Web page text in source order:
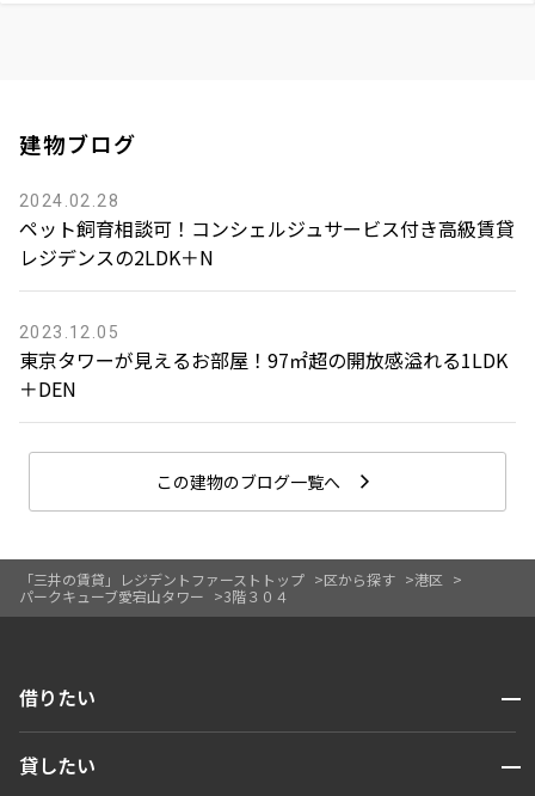
「三井の賃貸」レジデントファーストトップ 区から探す
港区
パークキューブ愛宕山タワー
3階３０４
建物ブログ
2024.02.28
ペット飼育相談可！コンシェルジュサービス付き高級賃貸
レジデンスの2LDK＋N
2023.12.05
東京タワーが見えるお部屋！97㎡超の開放感溢れる1LDK
＋DEN
この建物のブログ一覧へ
借りたい 開閉
人気エリアから探す
貸したい 開閉